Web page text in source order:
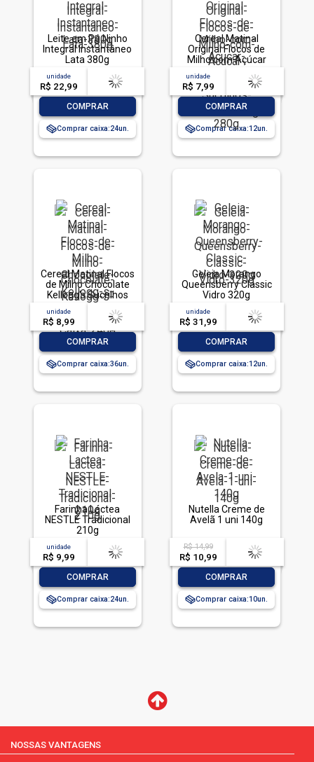
Leite em Pó Ninho
Integral Instantâneo
Lata 380g
unidade
R$ 22,99
acima de
-- --,--un.
COMPRAR
Comprar caixa:24
Cereal Matinal
Original Flocos de
Milho com Açúcar
Kellogg's Sucrilhos
Pacote 280g
unidade
R$ 7,99
acima de
-- --,--un.
COMPRAR
Comprar caixa:12
Cereal Matinal Flocos
de Milho Chocolate
Kellogg's Sucrilhos
Caixa 240g
unidade
R$ 8,99
acima de
-- --,--un.
COMPRAR
Comprar caixa:36
Geleia Morango
Queensberry Classic
Vidro 320g
unidade
R$ 31,99
acima de
-- --,--un.
COMPRAR
Comprar caixa:12
Farinha Láctea
NESTLÉ Tradicional
210g
unidade
R$ 9,99
acima de
-- --,--un.
COMPRAR
Comprar caixa:24
Nutella Creme de
Avelã 1 uni 140g
R$ 14,99
R$ 10,99
acima de
-- --,--un.
COMPRAR
Comprar caixa:10
NOSSAS VANTAGENS